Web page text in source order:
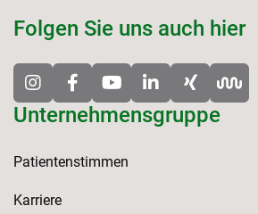
Unternehmensgruppe
Patientenstimmen
Karriere
Folgen Sie uns auch hier